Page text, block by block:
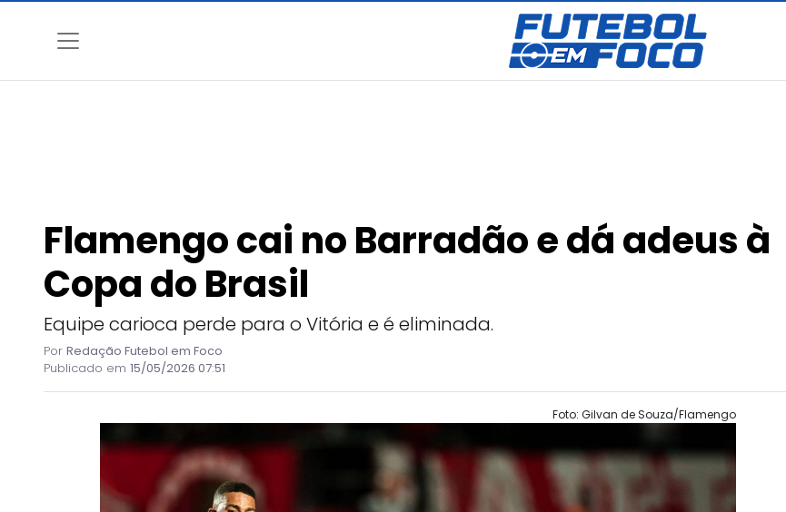
Flamengo cai no Barradão e dá adeus à
Copa do Brasil
Equipe carioca perde para o Vitória e é eliminada.
Por Redação Futebol em Foco
Publicado em 15/05/2026 07:51
Foto: Gilvan de Souza/Flamengo